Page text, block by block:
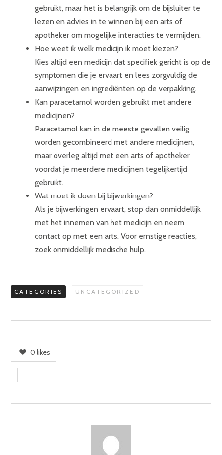
gebruikt, maar het is belangrijk om de bijsluiter te
lezen en advies in te winnen bij een arts of
apotheker om mogelijke interacties te vermijden.
Hoe weet ik welk medicijn ik moet kiezen?
Kies altijd een medicijn dat specifiek gericht is op de
symptomen die je ervaart en lees zorgvuldig de
aanwijzingen en ingrediënten op de verpakking.
Kan paracetamol worden gebruikt met andere
medicijnen?
Paracetamol kan in de meeste gevallen veilig
worden gecombineerd met andere medicijnen,
maar overleg altijd met een arts of apotheker
voordat je meerdere medicijnen tegelijkertijd
gebruikt.
Wat moet ik doen bij bijwerkingen?
Als je bijwerkingen ervaart, stop dan onmiddellijk
met het innemen van het medicijn en neem
contact op met een arts. Voor ernstige reacties,
zoek onmiddellijk medische hulp.
CATEGORIES UNCATEGORIZED
0 likes